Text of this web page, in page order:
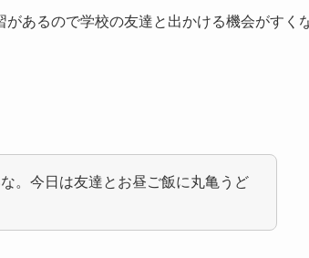
あるので学校の友達と出かける機会がすく
。今日は友達とお昼ご飯に丸亀うど